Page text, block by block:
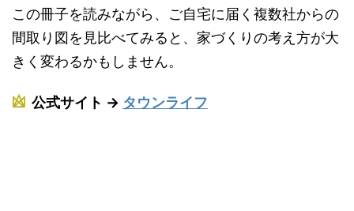
この冊子を読みながら、ご自宅に届く複数社からの
間取り図を見比べてみると、家づくりの考え方が大
きく変わるかもしません。
公式サイト → タウンライフ